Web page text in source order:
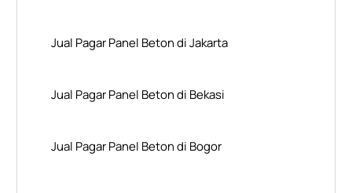
Jual Pagar Panel Beton di Jakarta
Jual Pagar Panel Beton di Bekasi
Jual Pagar Panel Beton di Bogor